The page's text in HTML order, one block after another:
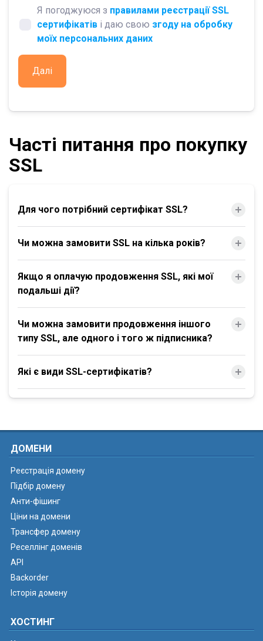
Далі
Я погоджуюся з правилами реєстрації SSL
сертифікатів і даю свою згоду на обробку
моїх персональних даних
Часті питання про покупку
SSL
Для чого потрібний сертифікат SSL?
Чи можна замовити SSL на кілька років?
Якщо я оплачую продовження SSL, які мої
подальші дії?
Чи можна замовити продовження іншого
типу SSL, але одного і того ж підписника?
Які є види SSL-сертифікатів?
ДОМЕНИ
Реєстрація домену
Підбір домену
Анти-фішинг
Ціни на домени
Трансфер домену
Реселлінг доменів
API
Backorder
Історія домену
ХОСТИНГ